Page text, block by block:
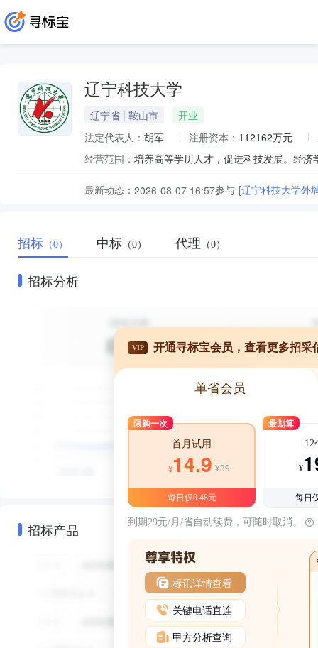
辽宁科技大学
辽宁省 | 鞍山市
开业
法定代表人： 胡军 注册资本： 112162万元
经营范围：
最新动态： 2026-08-07 16:57参与 [辽宁科技大学外
招标 （0） 中标 （0） 代理 （0）
招标分析
招标产品
VIP 开通寻标宝会员，查看更多招采
单省会员
限购一次
首月试用
¥14.9 ¥39
每日仅0.48元
最划算
12
¥
每日
到期29元/月/省自动续费，可随时取消。
标讯详情查看
关键电话直连
甲方分析查询